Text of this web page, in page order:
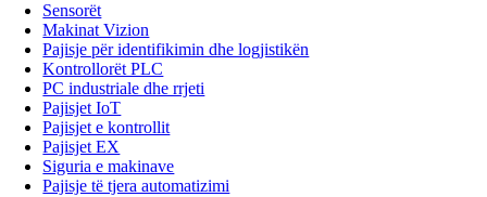
Sensorët
Makinat Vizion
Pajisje për identifikimin dhe logjistikën
Kontrollorët PLC
PC industriale dhe rrjeti
Pajisjet IoT
Pajisjet e kontrollit
Pajisjet EX
Siguria e makinave
Pajisje të tjera automatizimi